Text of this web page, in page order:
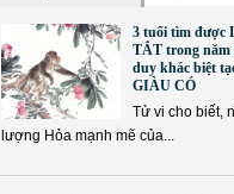
3 tuổi tìm được
TẮT trong năm
duy khác biệt
GIÀU CÓ
Tử vi cho biết,
lượng Hỏa mạnh mẽ của...